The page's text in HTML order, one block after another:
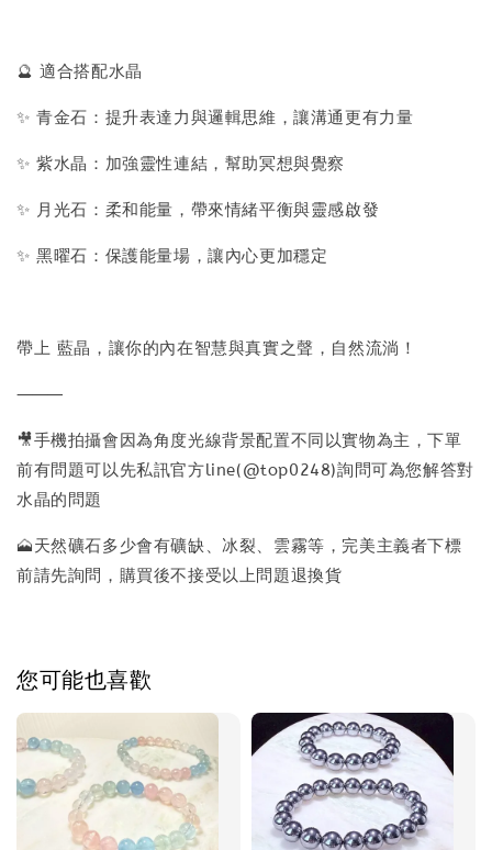
🔮 適合搭配水晶
✨ 青金石：提升表達力與邏輯思維，讓溝通更有力量
✨ 紫水晶：加強靈性連結，幫助冥想與覺察
✨ 月光石：柔和能量，帶來情緒平衡與靈感啟發
✨ 黑曜石：保護能量場，讓內心更加穩定
帶上 藍晶，讓你的內在智慧與真實之聲，自然流淌！
⸻
🎥手機拍攝會因為角度光線背景配置不同以實物為主，下單
前有問題可以先私訊官方line(@top0248)詢問可為您解答對
水晶的問題
🗻天然礦石多少會有礦缺、冰裂、雲霧等，完美主義者下標
前請先詢問，購買後不接受以上問題退換貨
您可能也喜歡